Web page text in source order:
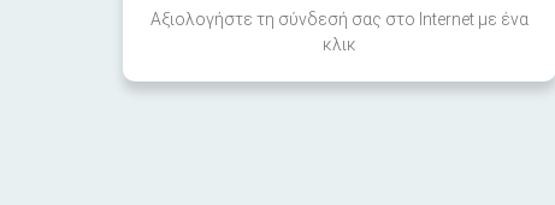
Αξιολογήστε τη σύνδεσή σας στο Internet με ένα
κλικ